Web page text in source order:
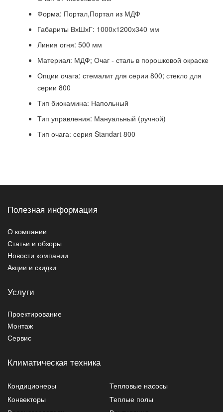
Форма: Портал,Портал из МДФ
Габариты ВхШхГ: 1000х1200х340 мм
Линия огня: 500 мм
Материал: МДФ; Очаг - сталь в порошковой окраске
Опции очага: стемалит для серии 800; стекло для
серии 800
Тип биокамина: Напольный
Тип управления: Мануальный (ручной)
Тип очага: серия Standart 800
Полезная информация
О компании
Статьи и обзоры
Новости компании
Акции и скидки
Услуги
Проектирование
Монтаж
Сервис
Климатическая техника
Кондиционеры
Тепловые насосы
Конвекторы
Теплые полы